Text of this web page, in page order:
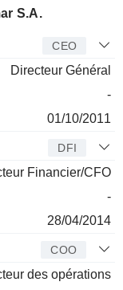
S.A.
CEO
Directeur Général
-
01/10/2011
DFI
Financier/CFO
-
28/04/2014
COO
des opérations